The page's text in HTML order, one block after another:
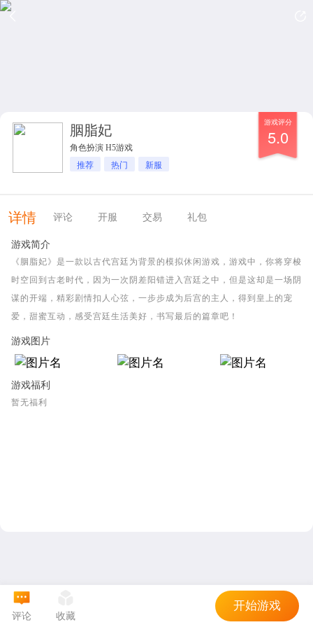
胭脂妃
角色扮演 H5游戏
推荐 热门 新服
游戏评分
5.0
详情 评论 开服 交易 礼包
游戏简介
《胭脂妃》是一款以古代宫廷为背景的模拟休闲游戏，游戏中，你将穿梭
时空回到古老时代，因为一次阴差阳错进入宫廷之中，但是这却是一场阴
谋的开端，精彩剧情扣人心弦，一步步成为后宫的主人，得到皇上的宠
爱，甜蜜互动，感受宫廷生活美好，书写最后的篇章吧！
游戏图片
游戏福利
暂无福利
评论 收藏
开始游戏